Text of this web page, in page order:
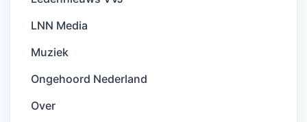
LNN Media
Muziek
Ongehoord Nederland
Over